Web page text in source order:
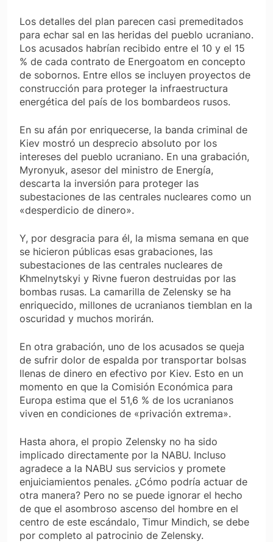
Los detalles del plan parecen casi premeditados
para echar sal en las heridas del pueblo ucraniano.
Los acusados habrían recibido entre el 10 y el 15
% de cada contrato de Energoatom en concepto
de sobornos. Entre ellos se incluyen proyectos de
construcción para proteger la infraestructura
energética del país de los bombardeos rusos.
En su afán por enriquecerse, la banda criminal de
Kiev mostró un desprecio absoluto por los
intereses del pueblo ucraniano. En una grabación,
Myronyuk, asesor del ministro de Energía,
descarta la inversión para proteger las
subestaciones de las centrales nucleares como un
«desperdicio de dinero».
Y, por desgracia para él, la misma semana en que
se hicieron públicas esas grabaciones, las
subestaciones de las centrales nucleares de
Khmelnytskyi y Rivne fueron destruidas por las
bombas rusas. La camarilla de Zelensky se ha
enriquecido, millones de ucranianos tiemblan en la
oscuridad y muchos morirán.
En otra grabación, uno de los acusados se queja
de sufrir dolor de espalda por transportar bolsas
llenas de dinero en efectivo por Kiev. Esto en un
momento en que la Comisión Económica para
Europa estima que el 51,6 % de los ucranianos
viven en condiciones de «privación extrema».
Hasta ahora, el propio Zelensky no ha sido
implicado directamente por la NABU. Incluso
agradece a la NABU sus servicios y promete
enjuiciamientos penales. ¿Cómo podría actuar de
otra manera? Pero no se puede ignorar el hecho
de que el asombroso ascenso del hombre en el
centro de este escándalo, Timur Mindich, se debe
por completo al patrocinio de Zelensky.